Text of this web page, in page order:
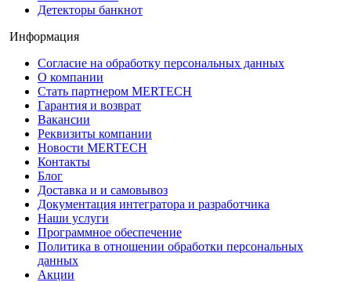
Детекторы банкнот
Информация
Согласие на обработку персональных данных
О компании
Стать партнером MERTECH
Гарантия и возврат
Вакансии
Реквизиты компании
Новости MERTECH
Контакты
Блог
Доставка и и самовывоз
Документация интегратора и разработчика
Наши услуги
Программное обеспечение
Политика в отношении обработки персональных
данных
Акции